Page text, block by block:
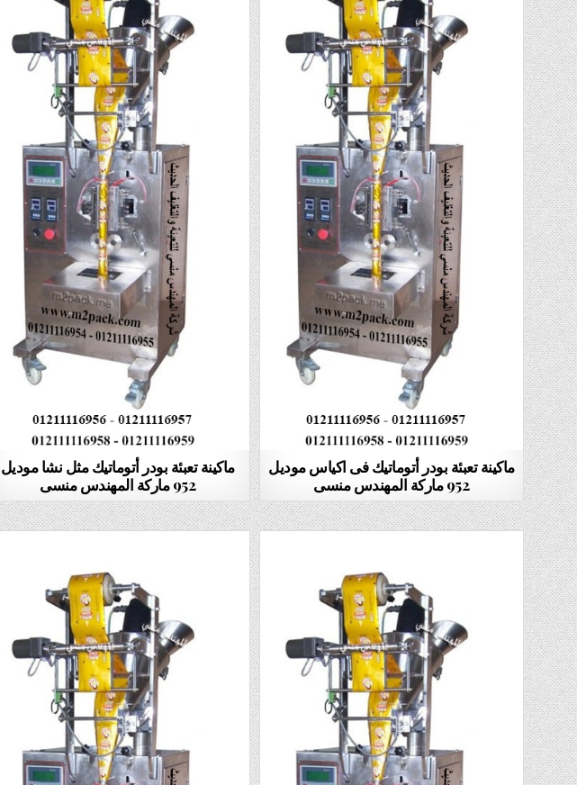
ماكينة تعبئة بودر أتوماتيك مثل نشا موديل
952 ماركة المهندس منسى
ماكينة تعبئة بودر أتوماتيك فى اكياس موديل
952 ماركة المهندس منسى